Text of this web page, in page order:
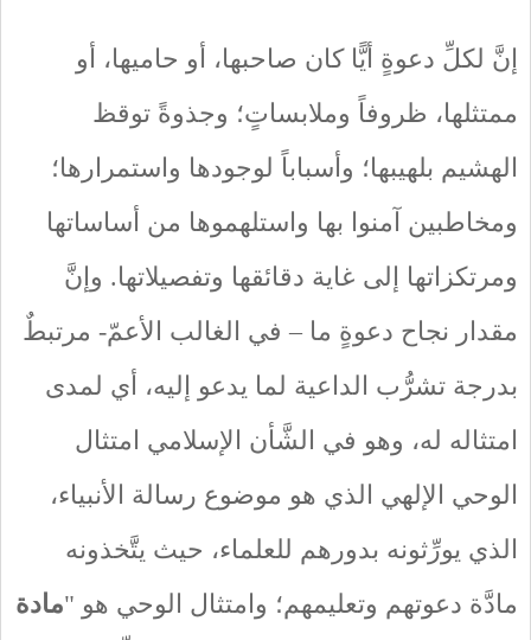
إنَّ لكلِّ دعوةٍ أيًّا كان صاحبها، أو حاميها، أو
ممتثلها، ظروفاً وملابساتٍ؛ وجذوةً توقظ
الهشيم بلهيبها؛ وأسباباً لوجودها واستمرارها؛
ومخاطبين آمنوا بها واستلهموها من أساساتها
ومرتكزاتها إلى غاية دقائقها وتفصيلاتها. وإنَّ
مقدار نجاح دعوةٍ ما – في الغالب الأعمّ- مرتبطٌ
بدرجة تشرُّب الداعية لما يدعو إليه، أي لمدى
امتثاله له، وهو في الشَّأن الإسلامي امتثال
الوحي الإلهي الذي هو موضوع رسالة الأنبياء،
الذي يورِّثونه بدورهم للعلماء، حيث يتَّخذونه
مادَّة دعوتهم وتعليمهم؛ وامتثال الوحي هو "مادة